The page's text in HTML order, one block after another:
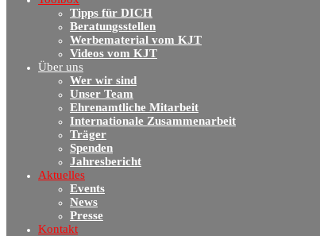
Tipps für DICH
Beratungsstellen
Werbematerial vom KJT
Videos vom KJT
Über uns
Wer wir sind
Unser Team
Ehrenamtliche Mitarbeit
Internationale Zusammenarbeit
Träger
Spenden
Jahresbericht
Aktuelles
Events
News
Presse
Kontakt